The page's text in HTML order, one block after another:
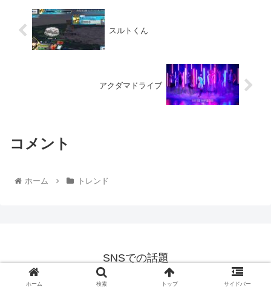
スルトくん
アクダマドライブ
コメント
ホーム トレンド
SNSでの話題
© 2021 SNSでの話題.
ホーム 検索 トップ サイドバー